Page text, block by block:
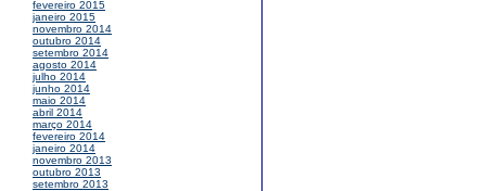
fevereiro 2015
janeiro 2015
novembro 2014
outubro 2014
setembro 2014
agosto 2014
julho 2014
junho 2014
maio 2014
abril 2014
março 2014
fevereiro 2014
janeiro 2014
novembro 2013
outubro 2013
setembro 2013